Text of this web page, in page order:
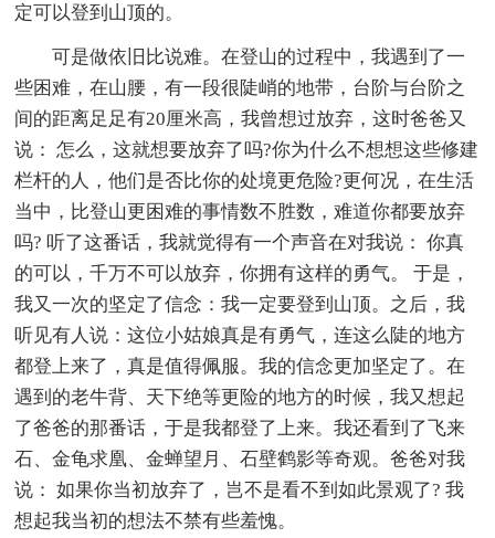
定可以登到山顶的。
可是做依旧比说难。在登山的过程中，我遇到了一
些困难，在山腰，有一段很陡峭的地带，台阶与台阶之
间的距离足足有20厘米高，我曾想过放弃，这时爸爸又
说： 怎么，这就想要放弃了吗?你为什么不想想这些修建
栏杆的人，他们是否比你的处境更危险?更何况，在生活
当中，比登山更困难的事情数不胜数，难道你都要放弃
吗? 听了这番话，我就觉得有一个声音在对我说： 你真
的可以，千万不可以放弃，你拥有这样的勇气。 于是，
我又一次的坚定了信念：我一定要登到山顶。之后，我
听见有人说：这位小姑娘真是有勇气，连这么陡的地方
都登上来了，真是值得佩服。我的信念更加坚定了。在
遇到的老牛背、天下绝等更险的地方的时候，我又想起
了爸爸的那番话，于是我都登了上来。我还看到了飞来
石、金龟求凰、金蝉望月、石壁鹤影等奇观。爸爸对我
说： 如果你当初放弃了，岂不是看不到如此景观了? 我
想起我当初的想法不禁有些羞愧。